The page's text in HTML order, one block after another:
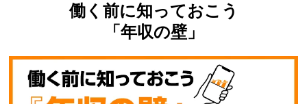
働く前に知っておこう
「年収の壁」